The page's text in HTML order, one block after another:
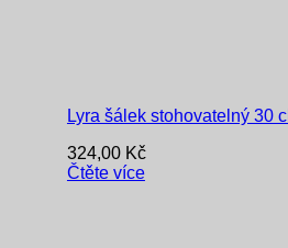
Lyra šálek stohovatelný 30 cl
324,00 Kč
Čtěte více